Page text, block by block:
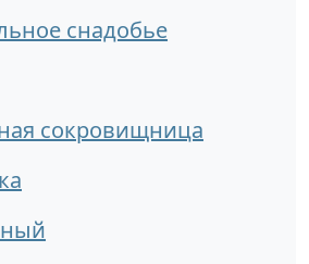
снадобье
сокровищница